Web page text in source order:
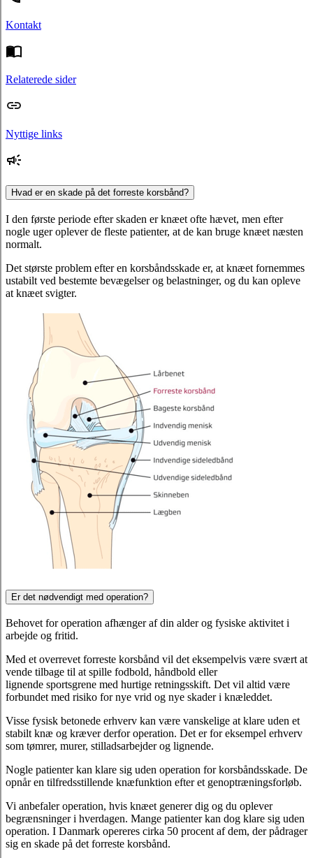
Kontakt
Relaterede sider
Nyttige links
Hvad er en skade på det forreste korsbånd?
I den første periode efter skaden er knæet ofte hævet, men efter
nogle uger oplever de fleste patienter, at de kan bruge knæet næsten
normalt.
Det største problem efter en korsbåndsskade er, at knæet fornemmes
ustabilt ved bestemte bevægelser og belastninger, og du kan opleve
at knæet svigter.
Er det nødvendigt med operation?
Behovet for operation afhænger af din alder og fysiske aktivitet i
arbejde og fritid.
Med et overrevet forreste korsbånd vil det eksempelvis være svært at
vende tilbage til at spille fodbold, håndbold eller
lignende sportsgrene med hurtige retningsskift. Det vil altid være
forbundet med risiko for nye vrid og nye skader i knæleddet.
Visse fysisk betonede erhverv kan være vanskelige at klare uden et
stabilt knæ og kræver derfor operation. Det er for eksempel erhverv
som tømrer, murer, stilladsarbejder og lignende.
Nogle patienter kan klare sig uden operation for korsbåndsskade. De
opnår en tilfredsstillende knæfunktion efter et genoptræningsforløb.
Vi anbefaler operation, hvis knæet generer dig og du oplever
begrænsninger i hverdagen. Mange patienter kan dog klare sig uden
operation. I Danmark opereres cirka 50 procent af dem, der pådrager
sig en skade på det forreste korsbånd.